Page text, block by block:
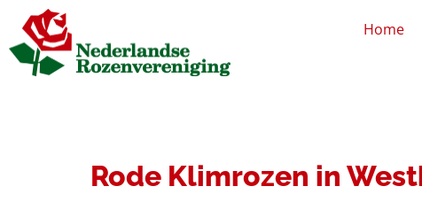
Home
Rode Klimrozen in